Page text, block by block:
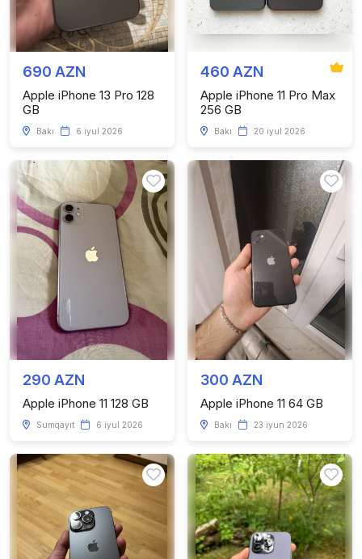
690 AZN
Apple iPhone 13 Pro 128
GB
Bakı 6 iyul 2026
460 AZN
Apple iPhone 11 Pro Max
256 GB
Bakı 20 iyul 2026
290 AZN
Apple iPhone 11 128 GB
Sumqayıt 6 iyul 2026
300 AZN
Apple iPhone 11 64 GB
Bakı 23 iyun 2026